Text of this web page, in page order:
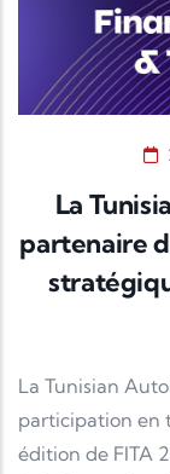
La
partenaire
La Tunisian
participation en
édition de FITA